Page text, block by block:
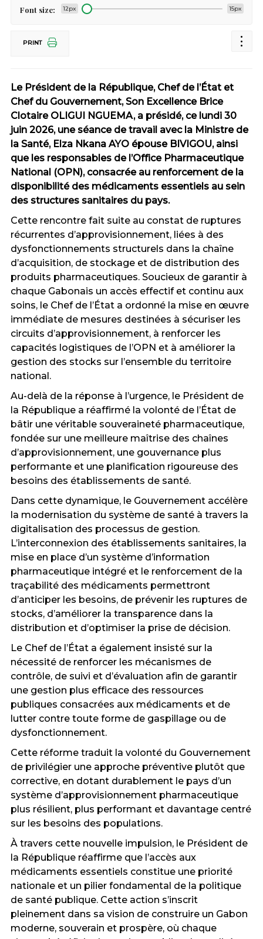
Font size: 12px 15px
PRINT
Le Président de la République, Chef de l’État et
Chef du Gouvernement, Son Excellence Brice
Clotaire OLIGUI NGUEMA, a présidé, ce lundi 30
juin 2026, une séance de travail avec la Ministre de
la Santé, Elza Nkana AYO épouse BIVIGOU, ainsi
que les responsables de l’Office Pharmaceutique
National (OPN), consacrée au renforcement de la
disponibilité des médicaments essentiels au sein
des structures sanitaires du pays.
Cette rencontre fait suite au constat de ruptures
récurrentes d’approvisionnement, liées à des
dysfonctionnements structurels dans la chaîne
d’acquisition, de stockage et de distribution des
produits pharmaceutiques. Soucieux de garantir à
chaque Gabonais un accès effectif et continu aux
soins, le Chef de l’État a ordonné la mise en œuvre
immédiate de mesures destinées à sécuriser les
circuits d’approvisionnement, à renforcer les
capacités logistiques de l’OPN et à améliorer la
gestion des stocks sur l’ensemble du territoire
national.
Au-delà de la réponse à l’urgence, le Président de
la République a réaffirmé la volonté de l’État de
bâtir une véritable souveraineté pharmaceutique,
fondée sur une meilleure maîtrise des chaînes
d’approvisionnement, une gouvernance plus
performante et une planification rigoureuse des
besoins des établissements de santé.
Dans cette dynamique, le Gouvernement accélère
la modernisation du système de santé à travers la
digitalisation des processus de gestion.
L’interconnexion des établissements sanitaires, la
mise en place d’un système d’information
pharmaceutique intégré et le renforcement de la
traçabilité des médicaments permettront
d’anticiper les besoins, de prévenir les ruptures de
stocks, d’améliorer la transparence dans la
distribution et d’optimiser la prise de décision.
Le Chef de l’État a également insisté sur la
nécessité de renforcer les mécanismes de
contrôle, de suivi et d’évaluation afin de garantir
une gestion plus efficace des ressources
publiques consacrées aux médicaments et de
lutter contre toute forme de gaspillage ou de
dysfonctionnement.
Cette réforme traduit la volonté du Gouvernement
de privilégier une approche préventive plutôt que
corrective, en dotant durablement le pays d’un
système d’approvisionnement pharmaceutique
plus résilient, plus performant et davantage centré
sur les besoins des populations.
À travers cette nouvelle impulsion, le Président de
la République réaffirme que l’accès aux
médicaments essentiels constitue une priorité
nationale et un pilier fondamental de la politique
de santé publique. Cette action s’inscrit
pleinement dans sa vision de construire un Gabon
moderne, souverain et prospère, où chaque